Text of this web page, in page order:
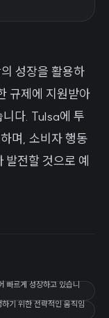
성장을 활용하
규제에 지원받아
다. Tulsa에 투
며, 소비자 행동
발전할 것으로 예
빠르게 성장하고 있습니
기 위한 전략적인 움직임